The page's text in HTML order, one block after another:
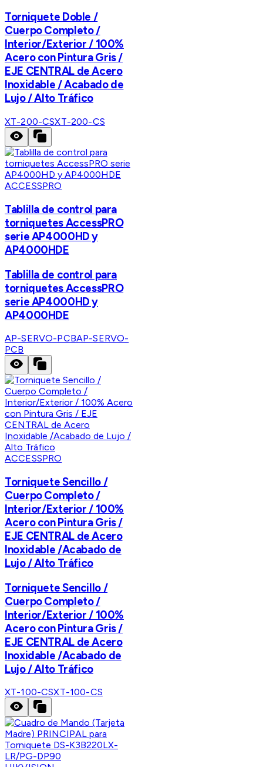
Torniquete Doble /
Cuerpo Completo /
Interior/Exterior / 100%
Acero con Pintura Gris /
EJE CENTRAL de Acero
Inoxidable / Acabado de
Lujo / Alto Tráfico
XT-200-CSXT-200-CS
ACCESSPRO
Tablilla de control para
torniquetes AccessPRO
serie AP4000HD y
AP4000HDE
Tablilla de control para
torniquetes AccessPRO
serie AP4000HD y
AP4000HDE
AP-SERVO-PCBAP-SERVO-
PCB
ACCESSPRO
Torniquete Sencillo /
Cuerpo Completo /
Interior/Exterior / 100%
Acero con Pintura Gris /
EJE CENTRAL de Acero
Inoxidable /Acabado de
Lujo / Alto Tráfico
Torniquete Sencillo /
Cuerpo Completo /
Interior/Exterior / 100%
Acero con Pintura Gris /
EJE CENTRAL de Acero
Inoxidable /Acabado de
Lujo / Alto Tráfico
XT-100-CSXT-100-CS